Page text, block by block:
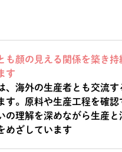
も顔の見える関係を築き持
す
、海外の生産者とも交流す
す。原料や生産工程を確認
の理解を深めながら生産と
めざしています